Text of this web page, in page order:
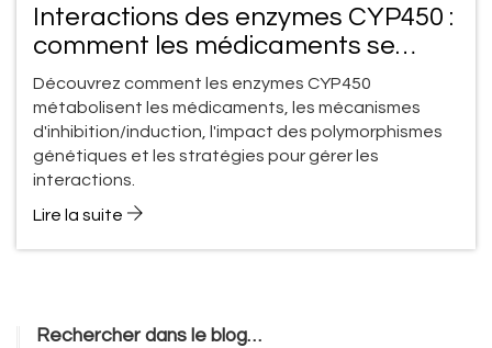
Interactions des enzymes CYP450 :
comment les médicaments se
disputent le métabolisme
Découvrez comment les enzymes CYP450
métabolisent les médicaments, les mécanismes
d'inhibition/induction, l'impact des polymorphismes
génétiques et les stratégies pour gérer les
interactions.
Lire la suite
Rechercher dans le blog…